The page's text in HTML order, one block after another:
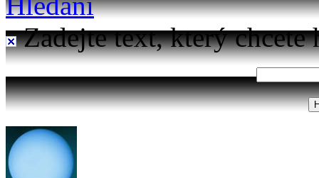
Zadejte text, který chcete